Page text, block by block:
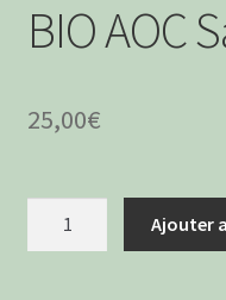
BIO AOC
25,00€
Ajouter